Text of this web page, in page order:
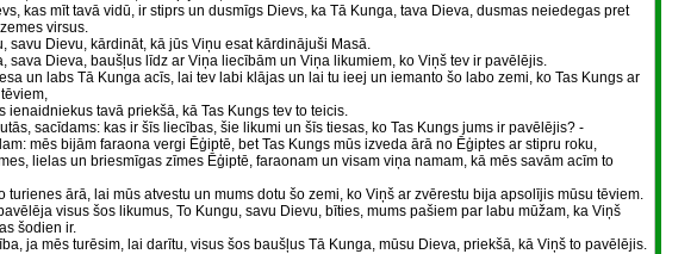
kas mīt tavā vidū, ir stiprs un dusmīgs Dievs, ka Tā Kunga, tava Dieva, dusmas neiedegas pret
virsus.
savu Dievu, kārdināt, kā jūs Viņu esat kārdinājuši Masā.
sava Dieva, baušļus līdz ar Viņa liecībām un Viņa likumiem, ko Viņš tev ir pavēlējis.
un labs Tā Kunga acīs, lai tev labi klājas un lai tu ieej un iemanto šo labo zemi, ko Tas Kungs ar
ienaidniekus tavā priekšā, kā Tas Kungs tev to teicis.
sacīdams: kas ir šīs liecības, šie likumi un šīs tiesas, ko Tas Kungs jums ir pavēlējis? -
mēs bijām faraona vergi Ēģiptē, bet Tas Kungs mūs izveda ārā no Ēģiptes ar stipru roku,
lielas un briesmīgas zīmes Ēģiptē, faraonam un visam viņa namam, kā mēs savām acīm to
turienes ārā, lai mūs atvestu un mums dotu šo zemi, ko Viņš ar zvērestu bija apsolījis mūsu tēviem.
visus šos likumus, To Kungu, savu Dievu, bīties, mums pašiem par labu mūžam, ka Viņš
šodien ir.
ja mēs turēsim, lai darītu, visus šos baušļus Tā Kunga, mūsu Dieva, priekšā, kā Viņš to pavēlējis.